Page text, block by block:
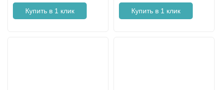
Купить в 1 клик Купить в 1 клик